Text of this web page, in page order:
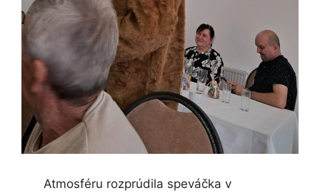
Atmosféru rozprúdila speváčka v